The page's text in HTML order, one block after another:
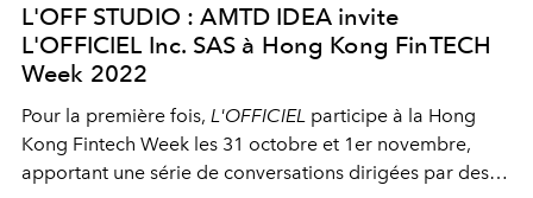
L'OFF STUDIO : AMTD IDEA invite
L'OFFICIEL Inc. SAS à Hong Kong FinTECH
Week 2022
Pour la première fois, L'OFFICIEL participe à la Hong
Kong Fintech Week les 31 octobre et 1er novembre,
apportant une série de conversations dirigées par des